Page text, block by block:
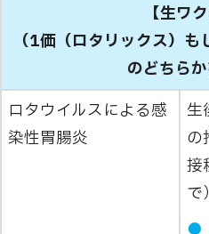
【生ワ
（1価（ロタリックス）も
のどちらか
ロタウイルスによる感
染性胃腸炎
生
の
接
で